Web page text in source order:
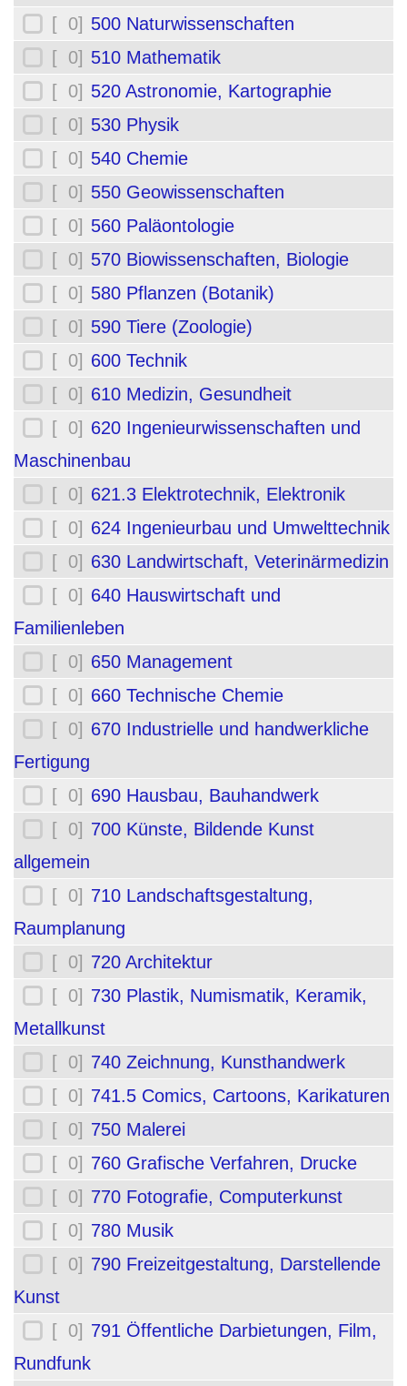
[ 0] 500 Naturwissenschaften
[ 0] 510 Mathematik
[ 0] 520 Astronomie, Kartographie
[ 0] 530 Physik
[ 0] 540 Chemie
[ 0] 550 Geowissenschaften
[ 0] 560 Paläontologie
[ 0] 570 Biowissenschaften, Biologie
[ 0] 580 Pflanzen (Botanik)
[ 0] 590 Tiere (Zoologie)
[ 0] 600 Technik
[ 0] 610 Medizin, Gesundheit
[ 0] 620 Ingenieurwissenschaften und
Maschinenbau
[ 0] 621.3 Elektrotechnik, Elektronik
[ 0] 624 Ingenieurbau und Umwelttechnik
[ 0] 630 Landwirtschaft, Veterinärmedizin
[ 0] 640 Hauswirtschaft und
Familienleben
[ 0] 650 Management
[ 0] 660 Technische Chemie
[ 0] 670 Industrielle und handwerkliche
Fertigung
[ 0] 690 Hausbau, Bauhandwerk
[ 0] 700 Künste, Bildende Kunst
allgemein
[ 0] 710 Landschaftsgestaltung,
Raumplanung
[ 0] 720 Architektur
[ 0] 730 Plastik, Numismatik, Keramik,
Metallkunst
[ 0] 740 Zeichnung, Kunsthandwerk
[ 0] 741.5 Comics, Cartoons, Karikaturen
[ 0] 750 Malerei
[ 0] 760 Grafische Verfahren, Drucke
[ 0] 770 Fotografie, Computerkunst
[ 0] 780 Musik
[ 0] 790 Freizeitgestaltung, Darstellende
Kunst
[ 0] 791 Öffentliche Darbietungen, Film,
Rundfunk